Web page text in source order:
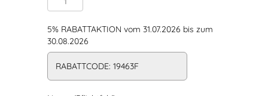
5% RABATTAKTION vom 31.07.2026 bis zum
30.08.2026
RABATTCODE: 19463F